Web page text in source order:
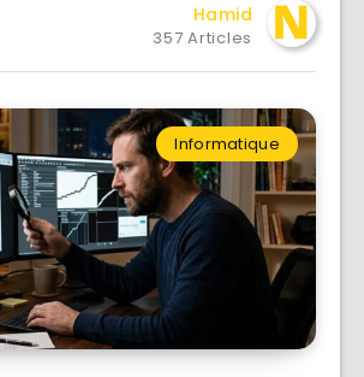
Hamid
357 Articles
Informatique